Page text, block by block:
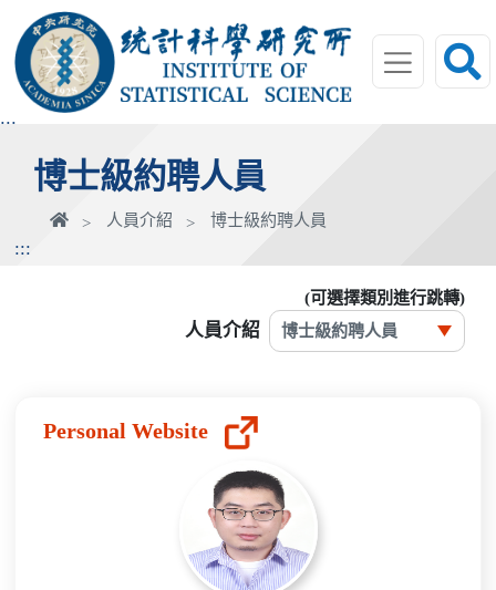
到
主
內
:::
博士級約聘人員
首
人員介紹 博士級約聘人員
:::
(可選擇類別進行跳轉)
人員介紹
Personal Website